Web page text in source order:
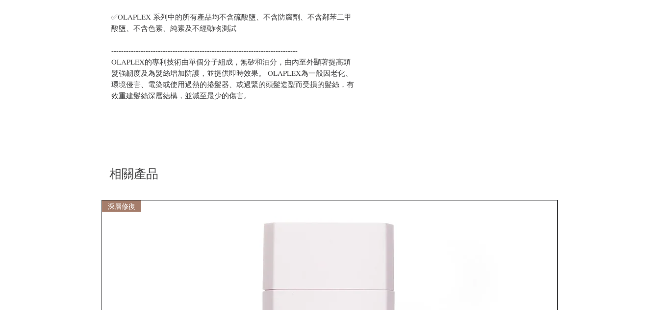
✅OLAPLEX 系列中的所有產品均不含硫酸鹽、不含防腐劑、不含鄰苯二甲
酸鹽、不含色素、純素及不經動物測試
----------------------------------------------------------------------------
OLAPLEX的專利技術由單個分子組成，無矽和油分，由內至外顯著提高頭
髮強韌度及為髮絲增加防護，並提供即時效果。 OLAPLEX為一般因老化、
環境侵害、電染或使用過熱的捲髮器、或過緊的頭髮造型而受損的髮絲，有
效重建髮絲深層結構，並減至最少的傷害。
相關產品
深層修復